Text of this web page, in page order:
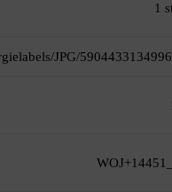
1
JPG/